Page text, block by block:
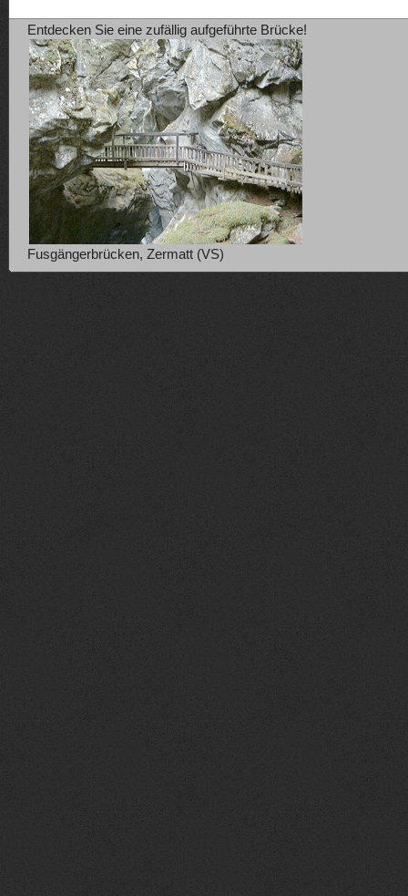
Entdecken Sie eine zufällig aufgeführte Brücke!
Fusgängerbrücken, Zermatt (VS)